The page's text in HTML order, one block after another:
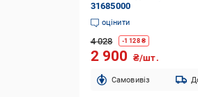
31685000
оцінити
4 028 -1 128₴
2 900 ₴/шт.
Cамовивіз